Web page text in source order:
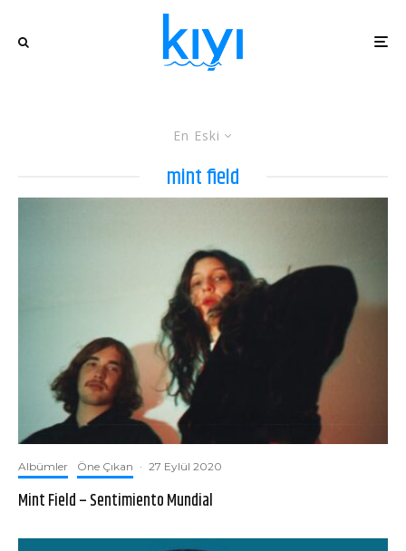
En Eski
mint field
Albümler Öne Çıkan · 27 Eylül 2020
Mint Field – Sentimiento Mundial